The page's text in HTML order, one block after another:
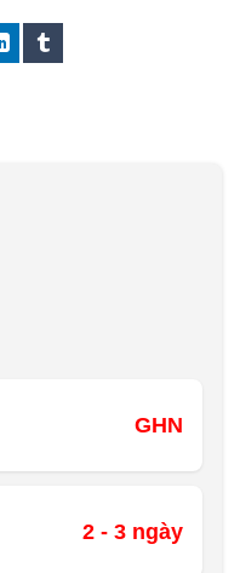
GHN
2 - 3 ngày